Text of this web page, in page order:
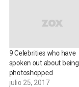
9 Celebrities who have
spoken out about being
photoshopped
julio 25, 2017